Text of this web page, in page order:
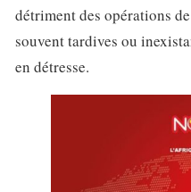
détriment des opérations
souvent tardives ou
en détresse.